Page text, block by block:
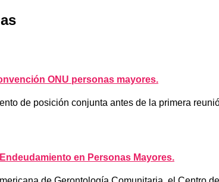
ONU personas mayores.
de posición conjunta antes de la primera
en Personas Mayores.